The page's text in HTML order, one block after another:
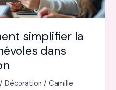
simplifier la
dans
/Décoration /Camille